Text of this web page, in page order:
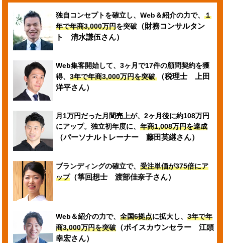
独自コンセプトを確立し、Web＆紹介の力で、１
年で年商3,000万円を突破 （財務コンサルタン
ト 清水謙伍さん）
Web集客開始して、3ヶ月で17件の顧問契約を獲
得、3年で年商3,000万円を突破 （税理士 上田
洋平さん）
月1万円だった月間売上が、2ヶ月後に約108万円
にアップ。独立初年度に、年商1,008万円を達成
（パーソナルトレーナー 藤田英継さん）
ブランディングの確立で、受注単価が375倍にア
ップ（箏回想士 渡部佳奈子さん）
Web＆紹介の力で、全国6拠点に拡大し、3年で年
商3,000万円を突破 （ボイスカウンセラー 江頭
幸宏さん）